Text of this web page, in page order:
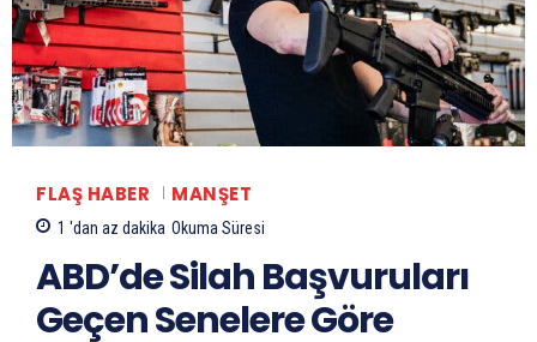
FLAŞ HABER MANŞET
1 'dan az dakika Okuma Süresi
ABD’de Silah Başvuruları
Geçen Senelere Göre